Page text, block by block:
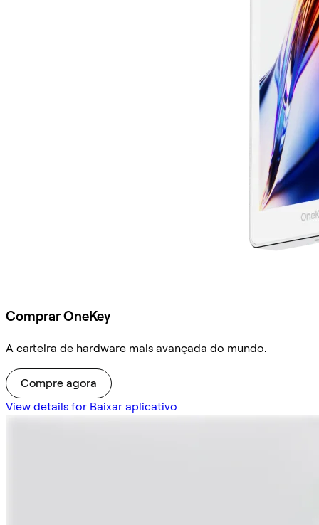
Comprar OneKey
A carteira de hardware mais avançada do mundo.
Compre agora
View details for Baixar aplicativo